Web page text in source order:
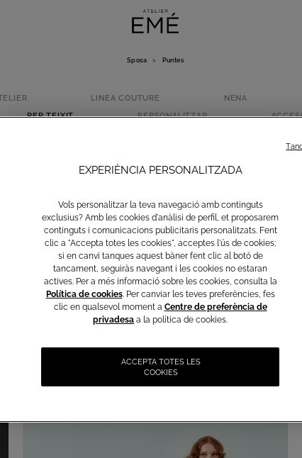
Sposa > Puntes
LINEA COUTURE NENA
PER TEIXIT PERSONALITZAR
PUNTES
Puntes Tul Seda Organza
EXPERIÈNCIA PERSONALITZADA
Vols personalitzar la teva navegació amb continguts
exclusius? Amb les cookies d'anàlisi de perfil, et proposarem
continguts i comunicacions publicitaris personalitzats. Fent
clic a "Accepta totes les cookies", acceptes l'ús de cookies;
si en canvi tanques aquest bàner fent clic al botó de
tancament, seguiràs navegant i les cookies no estaran
actives. Per a més informació sobre les cookies, consulta la
Política de cookies. Per canviar les teves preferències, fes
clic en qualsevol moment a Centre de preferència de
privadesa a la política de cookies.
ACCEPTA TOTES LES
COOKIES